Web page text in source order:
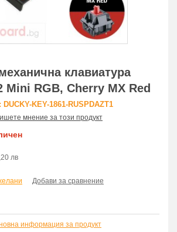
клавиатура
Mini RGB, Cherry MX Red
KEY-1861-RUSPDAZT1
мнение за този продукт
лв
Добави за сравнение
информация за продукт